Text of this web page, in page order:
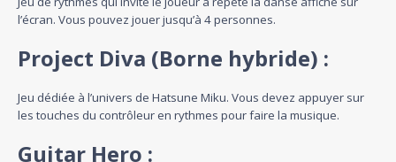
l’écran. Vous pouvez jouer jusqu’à 4 personnes.
Project Diva (Borne hybride) :
Jeu dédiée à l’univers de Hatsune Miku. Vous devez appuyer sur
les touches du contrôleur en rythmes pour faire la musique.
Guitar Hero :